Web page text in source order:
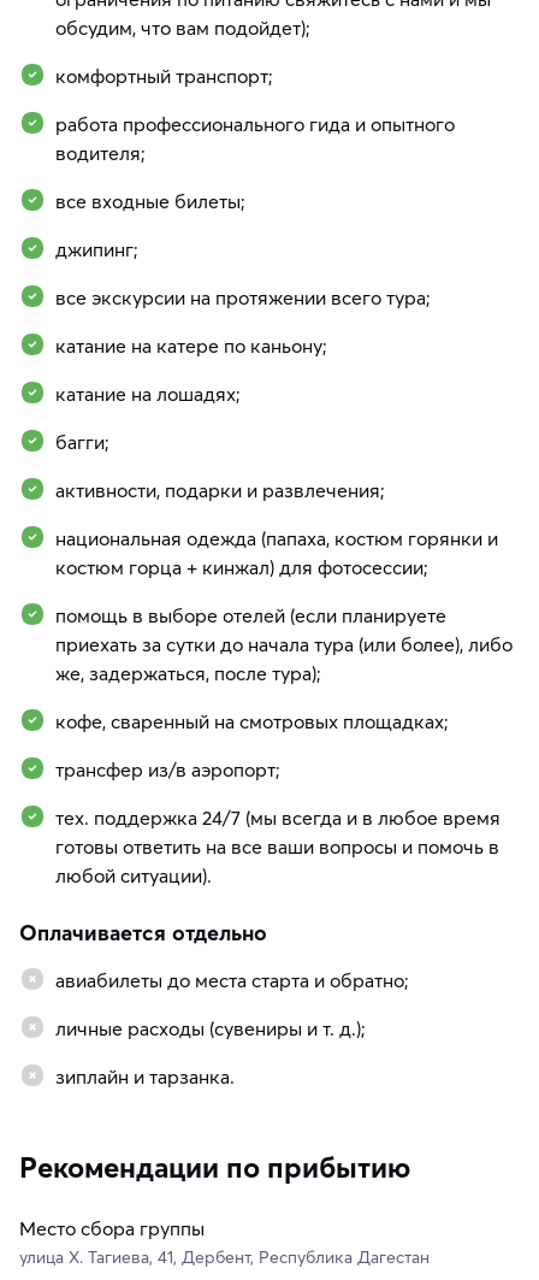
обсудим, что вам подойдет);
комфортный транспорт;
работа профессионального гида и опытного
водителя;
все входные билеты;
джипинг;
все экскурсии на протяжении всего тура;
катание на катере по каньону;
катание на лошадях;
багги;
активности, подарки и развлечения;
национальная одежда (папаха, костюм горянки и
костюм горца + кинжал) для фотосессии;
помощь в выборе отелей (если планируете
приехать за сутки до начала тура (или более), либо
же, задержаться, после тура);
кофе, сваренный на смотровых площадках;
трансфер из/в аэропорт;
тех. поддержка 24/7 (мы всегда и в любое время
готовы ответить на все ваши вопросы и помочь в
любой ситуации).
Оплачивается отдельно
авиабилеты до места старта и обратно;
личные расходы (сувениры и т. д.);
зиплайн и тарзанка.
Рекомендации по прибытию
Место сбора группы
улица Х. Тагиева, 41, Дербент, Республика Дагестан